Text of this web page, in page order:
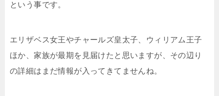
という事です。
エリザベス女王やチャールズ皇太子、ウィリアム王子
ほか、家族が最期を見届けたと思いますが、その辺り
の詳細はまだ情報が入ってきてませんね。